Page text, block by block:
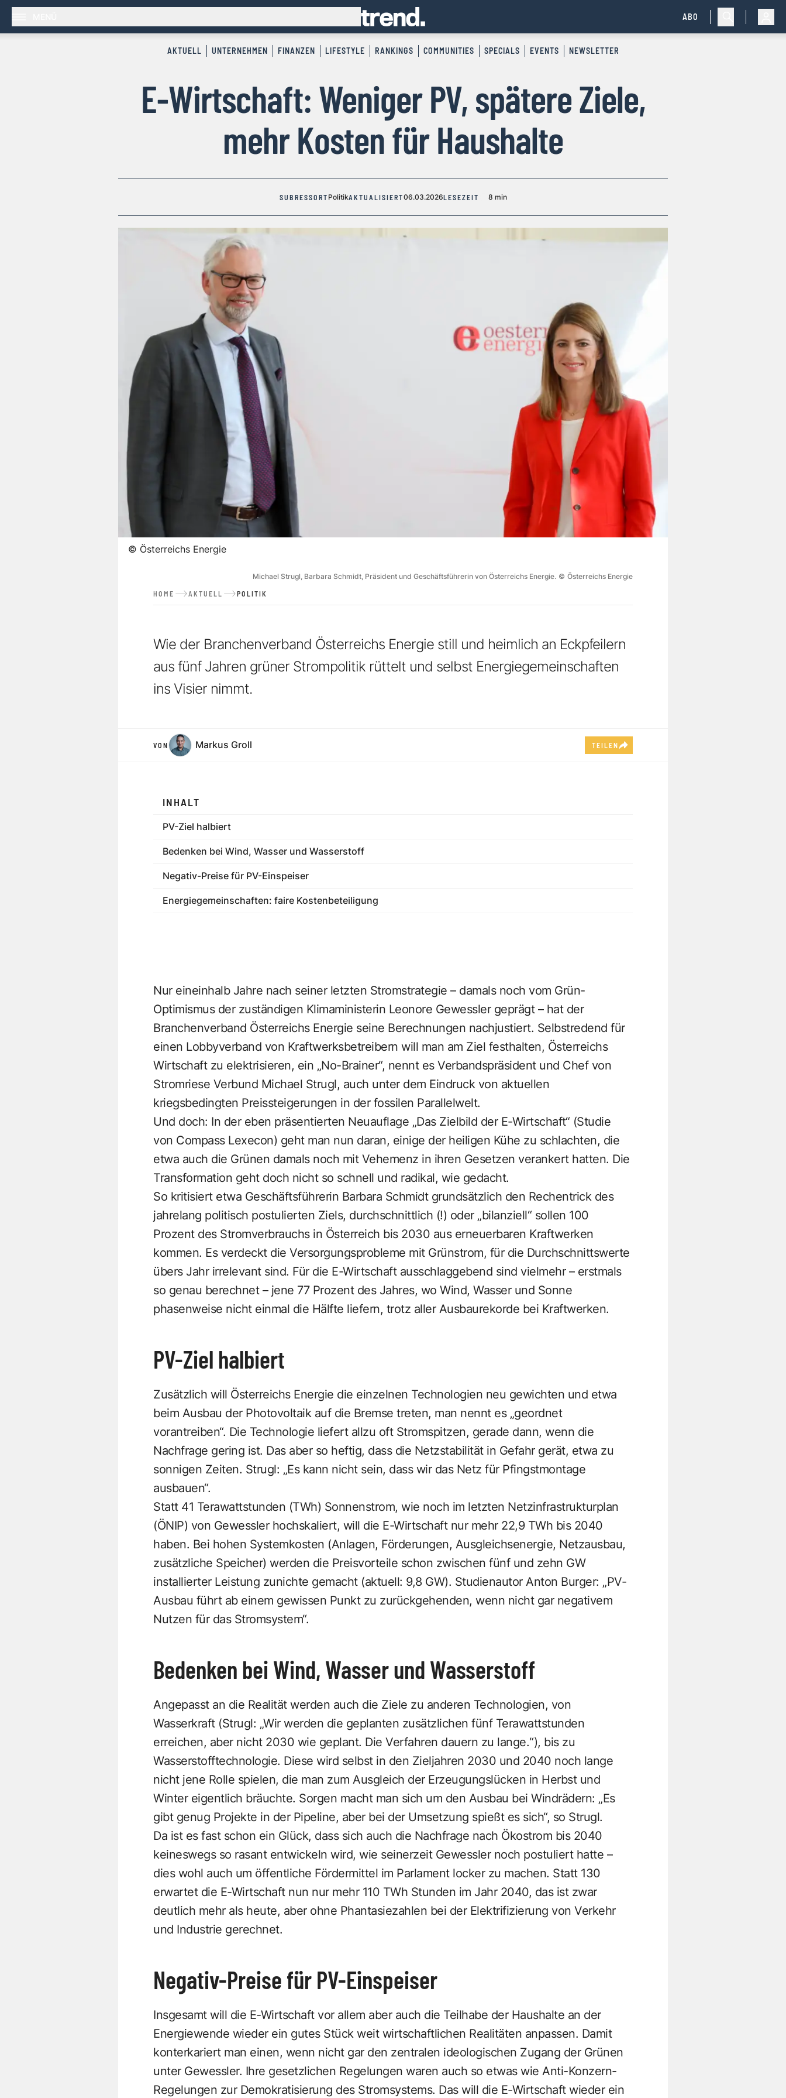
ABO
AKTUELL UNTERNEHMEN FINANZEN LIFESTYLE RANKINGS COMMUNITIES SPECIALS EVENTS NEWSLETTER
E-Wirtschaft: Weniger PV, spätere Ziele,
mehr Kosten für Haushalte
SUBRESSORT PolitikAKTUALISIERT06.03.2026LESEZEIT 8 min
© Österreichs Energie
Michael Strugl, Barbara Schmidt, Präsident und Geschäftsführerin von Österreichs Energie. © Österreichs Energie
HOME AKTUELL POLITIK
Wie der Branchenverband Österreichs Energie still und heimlich an Eckpfeilern
aus fünf Jahren grüner Strompolitik rüttelt und selbst Energiegemeinschaften
ins Visier nimmt.
VON Markus Groll TEILEN
INHALT
PV-Ziel halbiert
Bedenken bei Wind, Wasser und Wasserstoff
Negativ-Preise für PV-Einspeiser
Energiegemeinschaften: faire Kostenbeteiligung
Nur eineinhalb Jahre nach seiner letzten Stromstrategie – damals noch vom Grün-
Optimismus der zuständigen Klimaministerin Leonore Gewessler geprägt – hat der
Branchenverband Österreichs Energie seine Berechnungen nachjustiert. Selbstredend für
einen Lobbyverband von Kraftwerksbetreibern will man am Ziel festhalten, Österreichs
Wirtschaft zu elektrisieren, ein „No-Brainer“, nennt es Verbandspräsident und Chef von
Stromriese Verbund Michael Strugl, auch unter dem Eindruck von aktuellen
kriegsbedingten Preissteigerungen in der fossilen Parallelwelt.
Und doch: In der eben präsentierten Neuauflage „Das Zielbild der E-Wirtschaft“ (Studie
von Compass Lexecon) geht man nun daran, einige der heiligen Kühe zu schlachten, die
etwa auch die Grünen damals noch mit Vehemenz in ihren Gesetzen verankert hatten. Die
Transformation geht doch nicht so schnell und radikal, wie gedacht.
So kritisiert etwa Geschäftsführerin Barbara Schmidt grundsätzlich den Rechentrick des
jahrelang politisch postulierten Ziels, durchschnittlich (!) oder „bilanziell“ sollen 100
Prozent des Stromverbrauchs in Österreich bis 2030 aus erneuerbaren Kraftwerken
kommen. Es verdeckt die Versorgungsprobleme mit Grünstrom, für die Durchschnittswerte
übers Jahr irrelevant sind. Für die E-Wirtschaft ausschlaggebend sind vielmehr – erstmals
so genau berechnet – jene 77 Prozent des Jahres, wo Wind, Wasser und Sonne
phasenweise nicht einmal die Hälfte liefern, trotz aller Ausbaurekorde bei Kraftwerken.
PV-Ziel halbiert
Zusätzlich will Österreichs Energie die einzelnen Technologien neu gewichten und etwa
beim Ausbau der Photovoltaik auf die Bremse treten, man nennt es „geordnet
vorantreiben“. Die Technologie liefert allzu oft Stromspitzen, gerade dann, wenn die
Nachfrage gering ist. Das aber so heftig, dass die Netzstabilität in Gefahr gerät, etwa zu
sonnigen Zeiten. Strugl: „Es kann nicht sein, dass wir das Netz für Pfingstmontage
ausbauen“.
Statt 41 Terawattstunden (TWh) Sonnenstrom, wie noch im letzten Netzinfrastrukturplan
(ÖNIP) von Gewessler hochskaliert, will die E-Wirtschaft nur mehr 22,9 TWh bis 2040
haben. Bei hohen Systemkosten (Anlagen, Förderungen, Ausgleichsenergie, Netzausbau,
zusätzliche Speicher) werden die Preisvorteile schon zwischen fünf und zehn GW
installierter Leistung zunichte gemacht (aktuell: 9,8 GW). Studienautor Anton Burger: „PV-
Ausbau führt ab einem gewissen Punkt zu zurückgehenden, wenn nicht gar negativem
Nutzen für das Stromsystem“.
Bedenken bei Wind, Wasser und Wasserstoff
Angepasst an die Realität werden auch die Ziele zu anderen Technologien, von
Wasserkraft (Strugl: „Wir werden die geplanten zusätzlichen fünf Terawattstunden
erreichen, aber nicht 2030 wie geplant. Die Verfahren dauern zu lange.“), bis zu
Wasserstofftechnologie. Diese wird selbst in den Zieljahren 2030 und 2040 noch lange
nicht jene Rolle spielen, die man zum Ausgleich der Erzeugungslücken in Herbst und
Winter eigentlich bräuchte. Sorgen macht man sich um den Ausbau bei Windrädern: „Es
gibt genug Projekte in der Pipeline, aber bei der Umsetzung spießt es sich“, so Strugl.
Da ist es fast schon ein Glück, dass sich auch die Nachfrage nach Ökostrom bis 2040
keineswegs so rasant entwickeln wird, wie seinerzeit Gewessler noch postuliert hatte –
dies wohl auch um öffentliche Fördermittel im Parlament locker zu machen. Statt 130
erwartet die E-Wirtschaft nun nur mehr 110 TWh Stunden im Jahr 2040, das ist zwar
deutlich mehr als heute, aber ohne Phantasiezahlen bei der Elektrifizierung von Verkehr
und Industrie gerechnet.
Negativ-Preise für PV-Einspeiser
Insgesamt will die E-Wirtschaft vor allem aber auch die Teilhabe der Haushalte an der
Energiewende wieder ein gutes Stück weit wirtschaftlichen Realitäten anpassen. Damit
konterkariert man einen, wenn nicht gar den zentralen ideologischen Zugang der Grünen
unter Gewessler. Ihre gesetzlichen Regelungen waren auch so etwas wie Anti-Konzern-
Regelungen zur Demokratisierung des Stromsystems. Das will die E-Wirtschaft wieder ein